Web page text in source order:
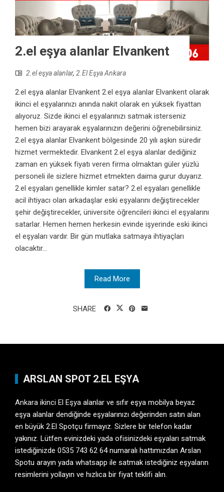
2.el eşya alanlar Elvankent
2.el eşya alanlar, 2.El Eşya Ankara
2.el eşya alanlar Elvankent 2.el eşya alanlar Elvankent olarak
ikinci el eşyalarınızı anında nakit olarak en yüksek fiyattan
alıyoruz. Sizde ikinci el eşyalarınızı satmak isterseniz
hemen bizi arayarak eşyalarınızın değerini öğrenebilirsiniz.
2.el eşya alanlar Elvankent bölgesinde 20 yılı aşkın süredir
hizmet vermektedir. Elvankent 2.el eşya alanlar dediğiniz
zaman en yüksek fiyatı veren firma olmaktan güler yüzlü
personeli ile sizlere hizmet etmekten daima gurur duyarız.
2.el eşyaları genellikle kimler satar? 2.el eşyaları genellikle
acil ihtiyacı olan arkadaşlar eski eşyalarını değiştirecekler
şehir değiştirecekler, üniversite öğrencileri ikinci el eşyalarını
satarlar. Hemen hemen herkesin evinde işyerinde eski ikinci
el eşyaları vardır. Bir gün mutlaka satmaya ihtiyaçları
olacaktır...
Read More
SHARE
ARSLAN SPOT 2.EL EŞYA
Ankara ikinci El Eşya alanlar ve sıfır eşya mobilya beyaz
eşya alanlar dendiğinde eşyalarınızı değerinden satın alan
en büyük 2.El Spotçu firmayız. Sizlere bir telefon kadar
yakınız. Lütfen evinizdeki yada ofisinizdeki eşyaları satmak
istediğinizde 0535 743 62 64 numaralı hattımızdan Arslan
Spotu arayın yada whatsapp ile satmak istediğiniz eşyaların
resimlerini yollayın ve hızlıca bir fiyat teklifi alın.